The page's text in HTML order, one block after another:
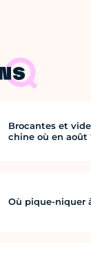
Brocantes et
chine où en août
Où pique-niquer